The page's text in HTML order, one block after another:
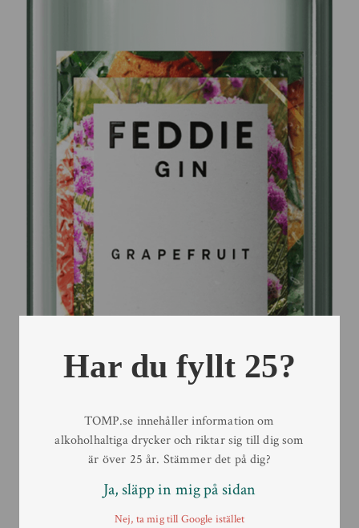
Har du fyllt 25?
TOMP.se innehåller information om
alkoholhaltiga drycker och riktar sig till dig som
är över 25 år. Stämmer det på dig?
Ja, släpp in mig på sidan
Nej, ta mig till Google istället